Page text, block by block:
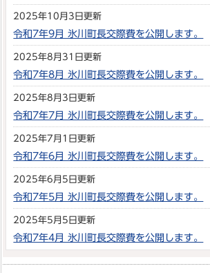
2025年10月3日更新
令和7年9月 氷川町長交際費を公開します。
2025年8月31日更新
令和7年8月 氷川町長交際費を公開します。
2025年8月3日更新
令和7年7月 氷川町長交際費を公開します。
2025年7月1日更新
令和7年6月 氷川町長交際費を公開します。
2025年6月5日更新
令和7年5月 氷川町長交際費を公開します。
2025年5月5日更新
令和7年4月 氷川町長交際費を公開します。